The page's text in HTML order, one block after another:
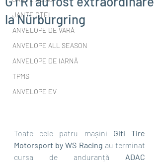
JANTE OȚEL
ANVELOPE DE VARĂ
ANVELOPE ALL SEASON
ANVELOPE DE IARNĂ
TPMS
ANVELOPE EV
la Nürburgring
Toate cele patru mașini Giti Tire
Motorsport by WS Racing au terminat
cursa de anduranță ADAC